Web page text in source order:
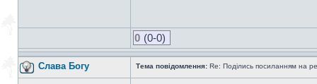
0 (0-0)
Слава Богу Тема повідомлення: Re: Поділись посиланням на